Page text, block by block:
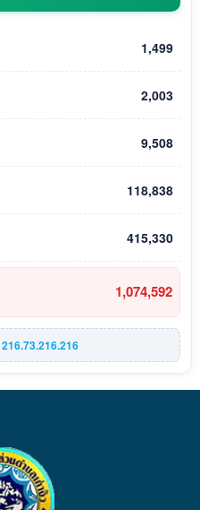
1,499
2,003
9,508
118,838
415,330
1,074,592
216.73.216.216